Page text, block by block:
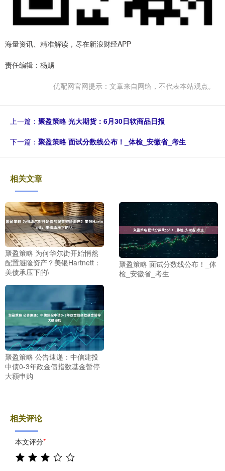
海量资讯、精准解读，尽在新浪财经APP
责任编辑：杨赐
优配网官网提示：文章来自网络，不代表本站观点。
上一篇： 聚盈策略 光大期货：6月30日软商品日报
下一篇： 聚盈策略 面试分数线公布！_体检_安徽省_考生
相关文章
聚盈策略 为何华尔街开始悄然
配置避险资产？美银Hartnett：
美债承压下的\
聚盈策略 面试分数线公布！_体
检_安徽省_考生
聚盈策略 公告速递：中信建投
中债0-3年政金债指数基金暂停
大额申购
相关评论
本文评分*